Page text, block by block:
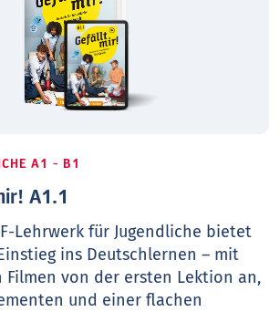
A1 - B1
A1.1
Lehrwerk für Jugendliche bietet
ins Deutschlernen – mit
Filmen von der ersten Lektion an,
und einer flachen